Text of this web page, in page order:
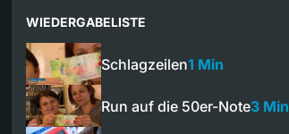
WIEDERGABELISTE
Schlagzeilen1 Min
Run auf die 50er-Note3 Min